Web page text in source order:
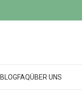
BLOGFAQÜBER UNS